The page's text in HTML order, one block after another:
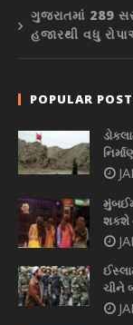
ગુજરાતમાં 289
હજારથી વધુ
POPULAR
શકશે
ચીને